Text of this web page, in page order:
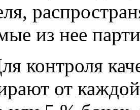
из нее
от